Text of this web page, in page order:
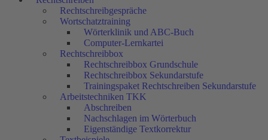
Rechtschreibgespräche
Wortschatztraining
Wörterklinik und ABC-Buch
Computer-Lernkartei
Rechtschreibbox
Rechtschreibbox Grundschule
Rechtschreibbox Sekundarstufe
Trainingspaket Rechtschreiben Sekundarstufe
Arbeitstechniken TKK
Abschreiben
Nachschlagen im Wörterbuch
Eigenständige Textkorrektur